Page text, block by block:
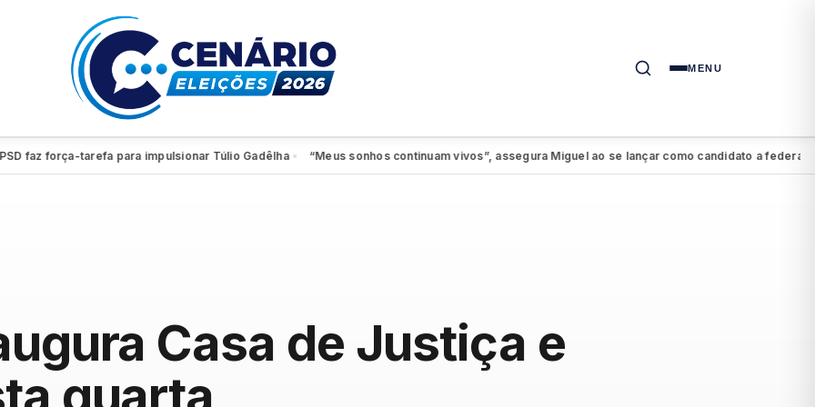
MENU
força-tarefa para impulsionar Túlio Gadêlha● “Meus sonhos continuam vivos”, assegura Miguel ao se lançar como candidato a federal●
Casa de Justiça e